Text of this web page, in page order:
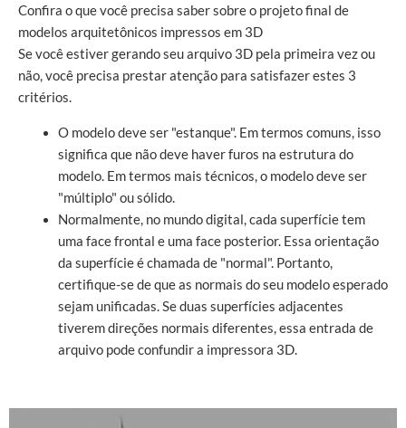
Confira o que você precisa saber sobre o projeto final de
modelos arquitetônicos impressos em 3D
Se você estiver gerando seu arquivo 3D pela primeira vez ou
não, você precisa prestar atenção para satisfazer estes 3
critérios.
O modelo deve ser "estanque". Em termos comuns, isso
significa que não deve haver furos na estrutura do
modelo. Em termos mais técnicos, o modelo deve ser
"múltiplo" ou sólido.
Normalmente, no mundo digital, cada superfície tem
uma face frontal e uma face posterior. Essa orientação
da superfície é chamada de "normal". Portanto,
certifique-se de que as normais do seu modelo esperado
sejam unificadas. Se duas superfícies adjacentes
tiverem direções normais diferentes, essa entrada de
arquivo pode confundir a impressora 3D.